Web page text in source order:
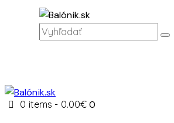
0 items - 0.00€ 0